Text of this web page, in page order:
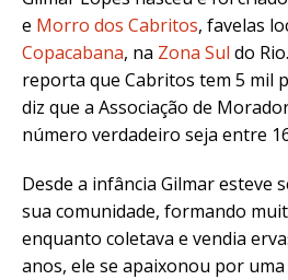
e Morro dos Cabritos, favelas
Copacabana, na Zona Sul do
reporta que Cabritos tem 5 mil
diz que a Associação de
número verdadeiro seja entre
Desde a infância Gilmar esteve
sua comunidade, formando
enquanto coletava e vendia
anos, ele se apaixonou por